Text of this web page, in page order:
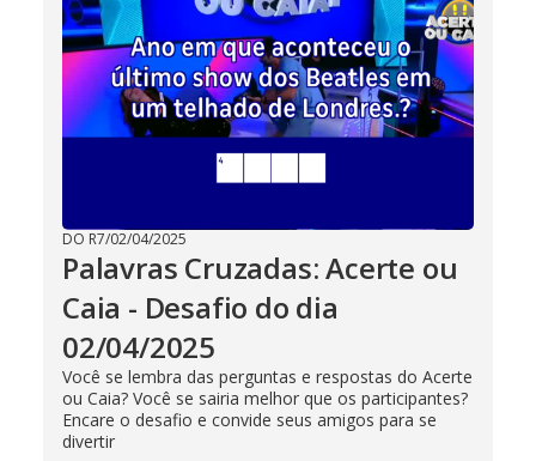
DO R7/02/04/2025
Palavras Cruzadas: Acerte ou
Caia - Desafio do dia
02/04/2025
Você se lembra das perguntas e respostas do Acerte
ou Caia? Você se sairia melhor que os participantes?
Encare o desafio e convide seus amigos para se
divertir